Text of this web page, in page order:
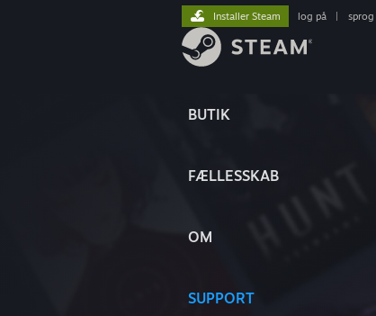
BUTIK
FÆLLESSKAB
OM
SUPPORT
Installer Steam log på sprog